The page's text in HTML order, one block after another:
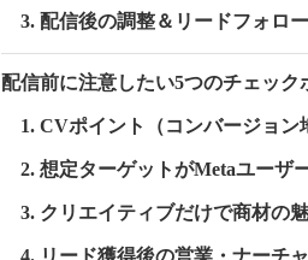
3. 配信後の調整＆リードフォロー
配信前に注意したい5つのチェック
1. CVポイント（コンバージョン
2. 想定ターゲットがMetaユーザ
3. クリエイティブだけで商材の
4. リード獲得後の営業・ナーチ